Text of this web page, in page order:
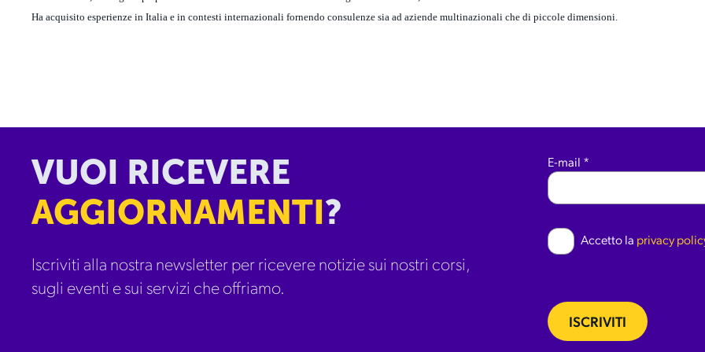
Ha acquisito esperienze in Italia e in contesti internazionali fornendo consulenze sia ad aziende multinazionali che di piccole dimensioni.
VUOI RICEVERE
AGGIORNAMENTI?
Iscriviti alla nostra newsletter per ricevere notizie sui nostri corsi,
sugli eventi e sui servizi che offriamo.
E-mail *
Accetto la privacy
ISCRIVITI